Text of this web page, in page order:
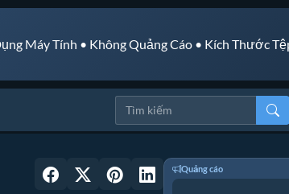
Máy Tính • Không Quảng Cáo • Kích Thước
Quảng cáo